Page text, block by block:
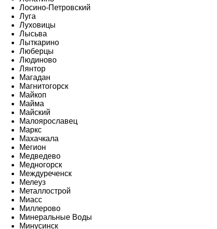
Лосино-Петровский
Луга
Луховицы
Лысьва
Лыткарино
Люберцы
Людиново
Лянтор
Магадан
Магнитогорск
Майкоп
Майма
Майский
Малоярославец
Маркс
Махачкала
Мегион
Медведево
Медногорск
Междуреченск
Мелеуз
Металлострой
Миасс
Миллерово
Минеральные Воды
Минусинск